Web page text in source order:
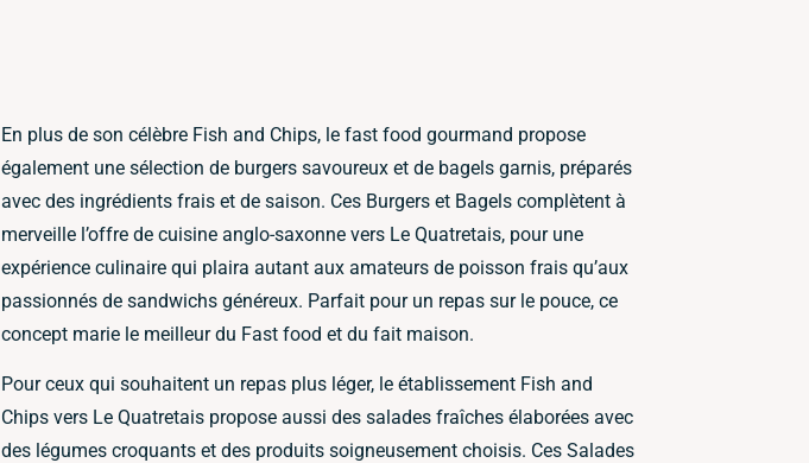
En plus de son célèbre Fish and Chips, le fast food gourmand propose
également une sélection de burgers savoureux et de bagels garnis, préparés
avec des ingrédients frais et de saison. Ces Burgers et Bagels complètent à
merveille l’offre de cuisine anglo-saxonne vers Le Quatretais, pour une
expérience culinaire qui plaira autant aux amateurs de poisson frais qu’aux
passionnés de sandwichs généreux. Parfait pour un repas sur le pouce, ce
concept marie le meilleur du Fast food et du fait maison.
Pour ceux qui souhaitent un repas plus léger, le établissement Fish and
Chips vers Le Quatretais propose aussi des salades fraîches élaborées avec
des légumes croquants et des produits soigneusement choisis. Ces Salades